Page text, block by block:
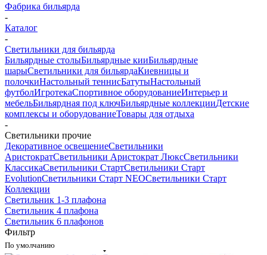
Фабрика бильярда
-
Каталог
-
Светильники для бильярда
Бильярдные столыБильярдные кииБильярдные
шарыСветильники для бильярдаКиевницы и
полочкиНастольный теннисБатутыНастольный
футболИгротекаСпортивное оборудованиеИнтерьер и
мебельБильярдная под ключБильярдные коллекцииДетские
комплексы и оборудованиеТовары для отдыха
-
Светильники прочие
Декоративное освещениеСветильники
АристократСветильники Аристократ ЛюксСветильники
КлассикаСветильники СтартСветильники Старт
EvolutionСветильники Старт NEOСветильники Старт
Коллекции
Светильник 1-3 плафона
Светильник 4 плафона
Светильник 6 плафонов
Фильтр
По умолчанию